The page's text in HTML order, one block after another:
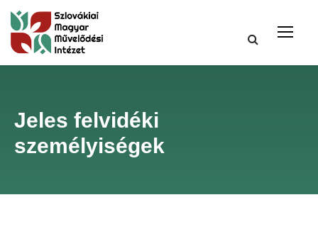
Jeles felvidéki
személyiségek